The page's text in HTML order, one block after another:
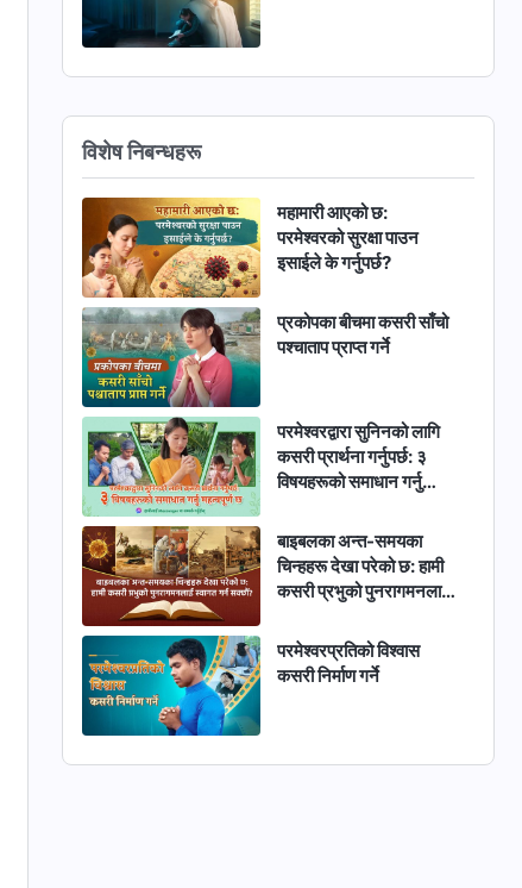
विशेष निबन्धहरू
महामारी आएको छ:
परमेश्‍वरको सुरक्षा पाउन
इसाईले के गर्नुपर्छ?
प्रकोपका बीचमा कसरी साँचो
पश्चाताप प्राप्त गर्ने
परमेश्‍वरद्वारा सुनिनको लागि
कसरी प्रार्थना गर्नुपर्छ: ३
विषयहरूको समाधान गर्नु
बाइबलका अन्त-समयका
चिन्हहरू देखा परेको छ: हामी
कसरी प्रभुको पुनरागमनलाई
परमेश्‍वरप्रतिको विश्‍वास
कसरी निर्माण गर्ने